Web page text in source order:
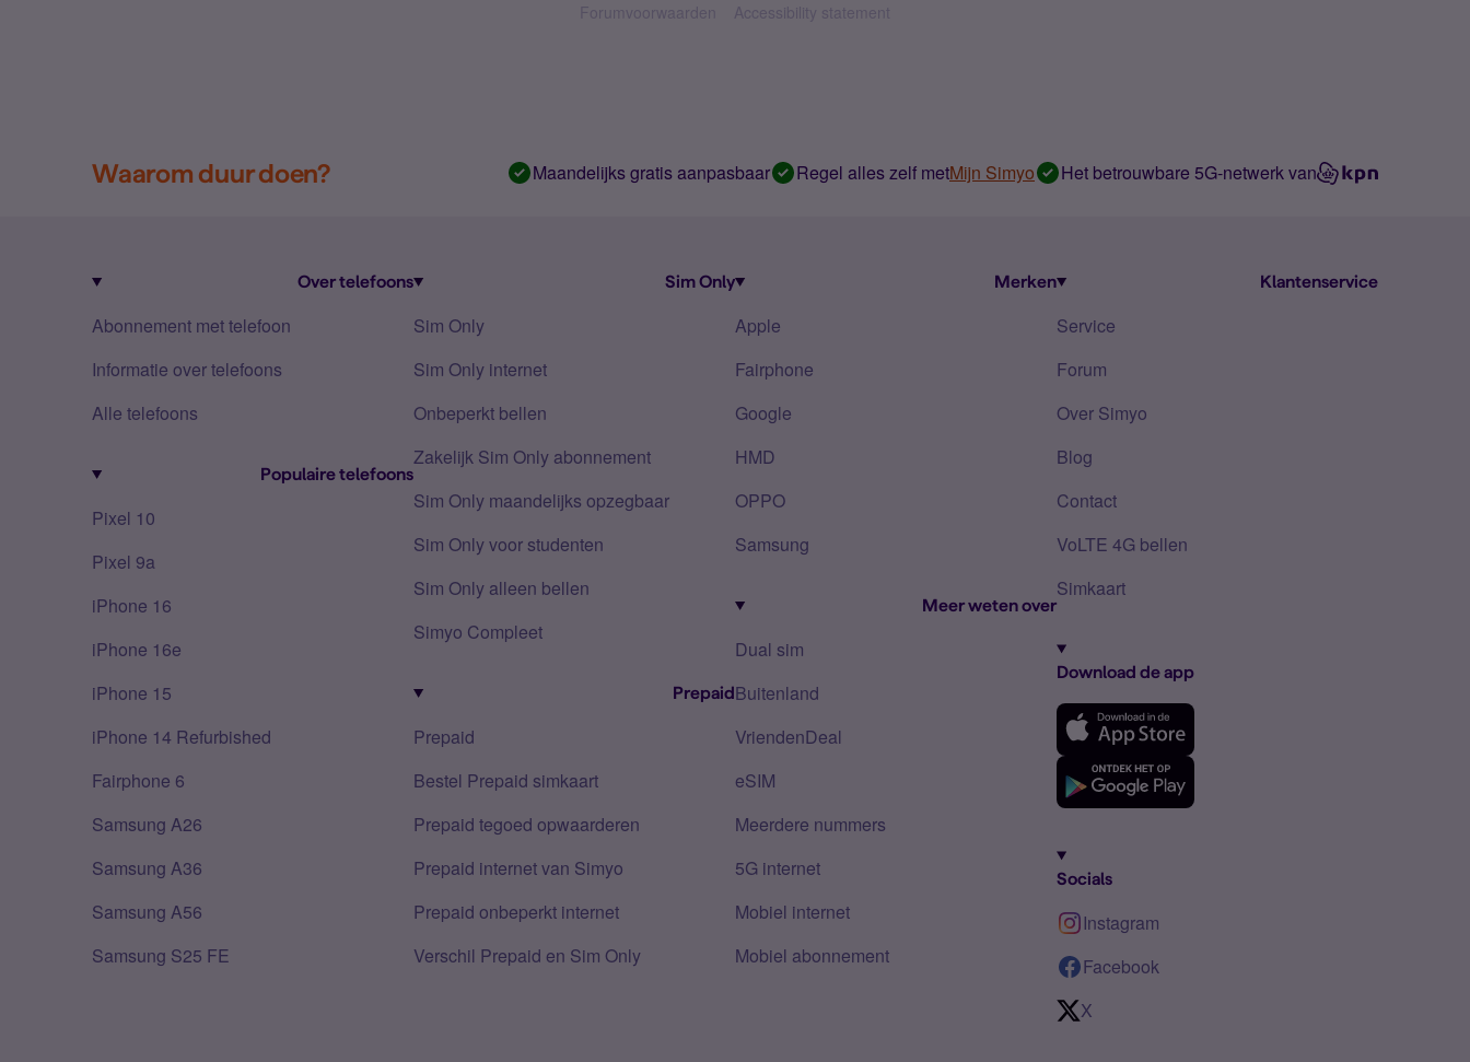
Forumvoorwaarden Accessibility statement
Waarom duur doen? Maandelijks gratis aanpasbaar Regel alles zelf metMijn Simyo Het betrouwbare 5G-netwerk van
Over telefoons
Abonnement met telefoon
Informatie over telefoons
Alle telefoons
Populaire telefoons
Pixel 10
Pixel 9a
iPhone 16
iPhone 16e
iPhone 15
iPhone 14 Refurbished
Fairphone 6
Samsung A26
Samsung A36
Samsung A56
Samsung S25 FE
Sim Only
Sim Only
Sim Only internet
Onbeperkt bellen
Zakelijk Sim Only abonnement
Sim Only maandelijks opzegbaar
Sim Only voor studenten
Sim Only alleen bellen
Simyo Compleet
Prepaid
Prepaid
Bestel Prepaid simkaart
Prepaid tegoed opwaarderen
Prepaid internet van Simyo
Prepaid onbeperkt internet
Verschil Prepaid en Sim Only
Merken
Apple
Fairphone
Google
HMD
OPPO
Samsung
Meer weten over
Dual sim
Buitenland
VriendenDeal
eSIM
Meerdere nummers
5G internet
Mobiel internet
Mobiel abonnement
Klantenservice
Service
Forum
Over Simyo
Blog
Contact
VoLTE 4G bellen
Simkaart
Download de app
Socials
Instagram
Facebook
X